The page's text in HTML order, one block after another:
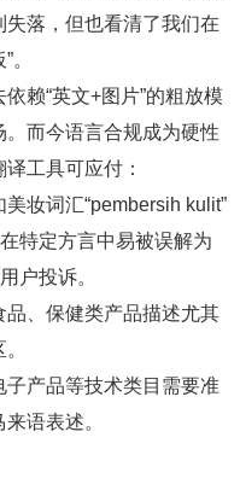
落，但也看清了我们在
。
“英文+图片”的粗放模
而今语言合规成为硬性
工具可应付：
词汇“pembersih kulit”
特定方言中易被误解为
户投诉。
、保健类产品描述尤其
产品等技术类目需要准
语表述。